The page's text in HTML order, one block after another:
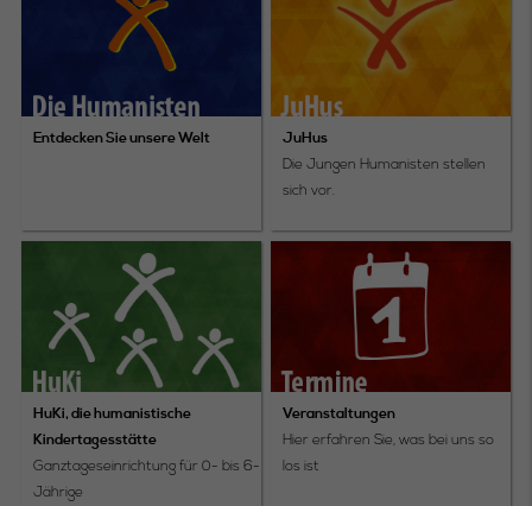
Entdecken Sie unsere Welt JuHus
Die Jungen Humanisten stellen
sich vor.
HuKi, die humanistische
Kindertagesstätte
Ganztageseinrichtung für 0- bis 6-
Jährige
Veranstaltungen
Hier erfahren Sie, was bei uns so
los ist